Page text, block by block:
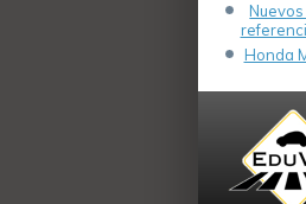
Honda